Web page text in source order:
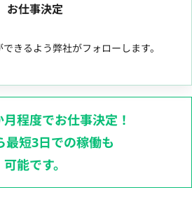
お仕事決定
きるよう弊社がフォローします。
程度でお仕事決定！
最短3日での稼働も
可能です。